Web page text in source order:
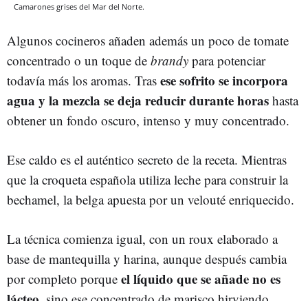
Camarones grises del Mar del Norte.
Algunos cocineros añaden además un poco de tomate
concentrado o un toque de brandy para potenciar
todavía más los aromas. Tras ese sofrito se incorpora
agua y la mezcla se deja reducir durante horas hasta
obtener un fondo oscuro, intenso y muy concentrado.
Ese caldo es el auténtico secreto de la receta. Mientras
que la croqueta española utiliza leche para construir la
bechamel, la belga apuesta por un velouté enriquecido.
La técnica comienza igual, con un roux elaborado a
base de mantequilla y harina, aunque después cambia
por completo porque el líquido que se añade no es